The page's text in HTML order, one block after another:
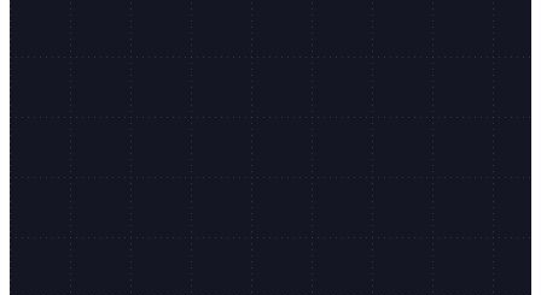
Shopify.dev
dev docs, CLI, और बहुत कुछ
लगातार इनोवेशन